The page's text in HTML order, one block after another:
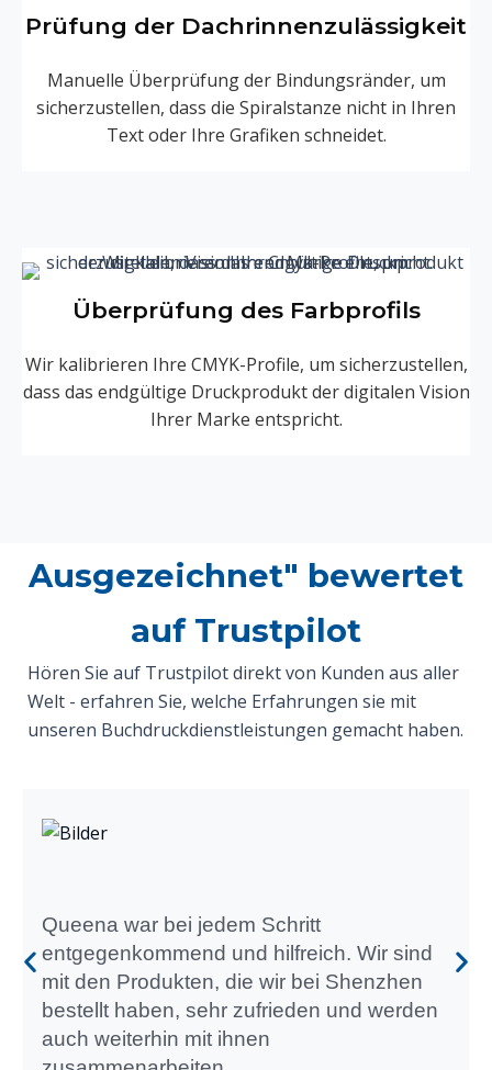
Prüfung der Dachrinnenzulässigkeit
Manuelle Überprüfung der Bindungsränder, um
sicherzustellen, dass die Spiralstanze nicht in Ihren
Text oder Ihre Grafiken schneidet.
Überprüfung des Farbprofils
Wir kalibrieren Ihre CMYK-Profile, um sicherzustellen,
dass das endgültige Druckprodukt der digitalen Vision
Ihrer Marke entspricht.
Ausgezeichnet" bewertet
auf Trustpilot
Hören Sie auf Trustpilot direkt von Kunden aus aller
Welt - erfahren Sie, welche Erfahrungen sie mit
unseren Buchdruckdienstleistungen gemacht haben.
Queena war bei jedem Schritt
entgegenkommend und hilfreich. Wir sind
mit den Produkten, die wir bei Shenzhen
bestellt haben, sehr zufrieden und werden
auch weiterhin mit ihnen